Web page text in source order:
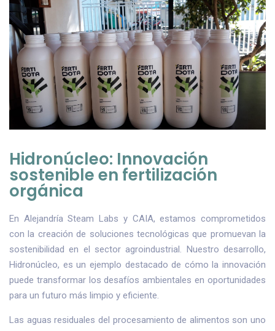
Hidronúcleo: Innovación
sostenible en fertilización
orgánica
En Alejandría Steam Labs y CAIA, estamos comprometidos
con la creación de soluciones tecnológicas que promuevan la
sostenibilidad en el sector agroindustrial. Nuestro desarrollo,
Hidronúcleo, es un ejemplo destacado de cómo la innovación
puede transformar los desafíos ambientales en oportunidades
para un futuro más limpio y eficiente.
Las aguas residuales del procesamiento de alimentos son uno